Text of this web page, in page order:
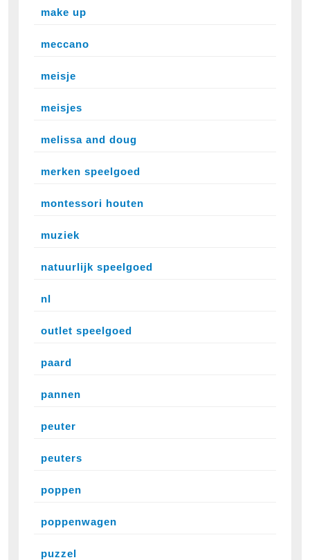
make up
meccano
meisje
meisjes
melissa and doug
merken speelgoed
montessori houten
muziek
natuurlijk speelgoed
nl
outlet speelgoed
paard
pannen
peuter
peuters
poppen
poppenwagen
puzzel